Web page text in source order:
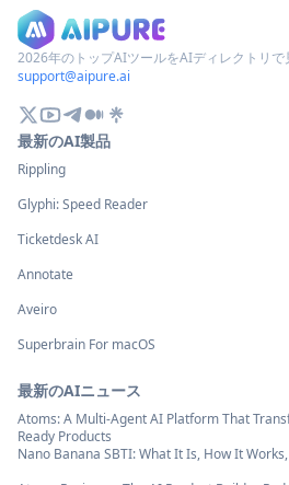
2026年のトップAIツールをAIディレクトリで
support@aipure.ai
最新のAI製品
Rippling
Glyphi: Speed Reader
Ticketdesk AI
Annotate
Aveiro
Superbrain For macOS
最新のAIニュース
Atoms: A Multi-Agent AI Platform That
Ready Products
Nano Banana SBTI: What It Is, How It